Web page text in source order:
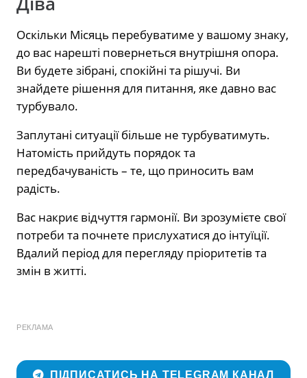
Оскільки Місяць перебуватиме у вашому знаку,
до вас нарешті повернеться внутрішня опора.
Ви будете зібрані, спокійні та рішучі. Ви
знайдете рішення для питання, яке давно вас
турбувало.
Заплутані ситуації більше не турбуватимуть.
Натомість прийдуть порядок та
передбачуваність – те, що приносить вам
радість.
Вас накриє відчуття гармонії. Ви зрозумієте свої
потреби та почнете прислухатися до інтуїції.
Вдалий період для перегляду пріоритетів та
змін в житті.
РЕКЛАМА
ПІДПИСАТИСЬ НА TELEGRAM КАНАЛ